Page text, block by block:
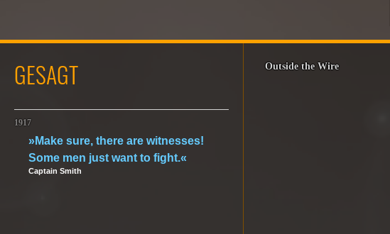
Outside the Wire
GESAGT
1917
»Make sure, there are witnesses!
Some men just want to fight.«
Captain Smith